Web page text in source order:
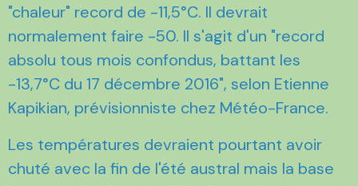
"chaleur" record de -11,5°C. Il devrait
normalement faire -50. Il s'agit d'un "record
absolu tous mois confondus, battant les
-13,7°C du 17 décembre 2016", selon Etienne
Kapikian, prévisionniste chez Météo-France.
Les températures devraient pourtant avoir
chuté avec la fin de l'été austral mais la base